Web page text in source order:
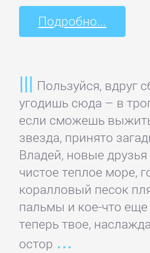
Подробно...
Пользуйся, вдруг
угодишь сюда – в
если сможешь
звезда, принято
Владей, новые друзья
чистое теплое море,
коралловый песок
пальмы и кое-что еще
теперь твое,
остор
Зарубежное
Зарубежные
детективы
Зарубежные
любовные
романы
Зарубежные
приключения